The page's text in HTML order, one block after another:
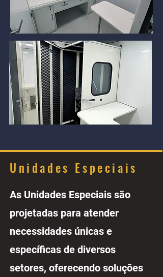
Unidades Especiais
As Unidades Especiais são
projetadas para atender
necessidades únicas e
específicas de diversos
setores, oferecendo soluções